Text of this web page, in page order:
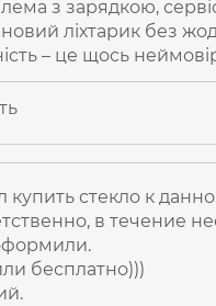
сповіщає про
заряді (85-50%)
заряді (50-25%)
заряді (25-1%)
для зручного та
USB-C.В
21700.
з зарядкою,
новий ліхтарик без
– це щось
купить стекло к
в течение
бесплатно)))